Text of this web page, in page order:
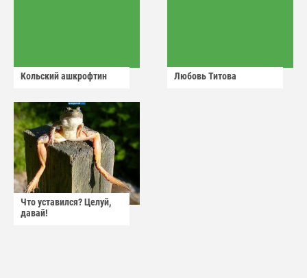
Кольский ашкрофтин Любовь Титова
Что уставился? Целуй,
давай!